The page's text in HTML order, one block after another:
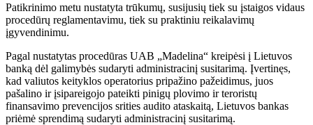
Patikrinimo metu nustatyta trūkumų, susijusių tiek su įstaigos vidaus
procedūrų reglamentavimu, tiek su praktiniu reikalavimų
įgyvendinimu.
Pagal nustatytas procedūras UAB „Madelina“ kreipėsi į Lietuvos
banką dėl galimybės sudaryti administracinį susitarimą. Įvertinęs,
kad valiutos keityklos operatorius pripažino pažeidimus, juos
pašalino ir įsipareigojo pateikti pinigų plovimo ir teroristų
finansavimo prevencijos srities audito ataskaitą, Lietuvos bankas
priėmė sprendimą sudaryti administracinį susitarimą.